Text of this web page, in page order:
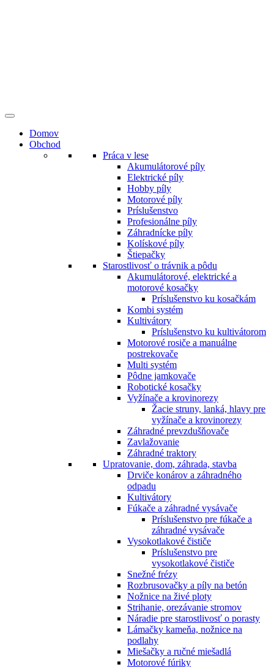
Domov
Obchod
Práca v lese
Akumulátorové píly
Elektrické píly
Hobby píly
Motorové píly
Príslušenstvo
Profesionálne píly
Záhradnícke píly
Kolískové píly
Štiepačky
Starostlivosť o trávnik a pôdu
Akumulátorové, elektrické a
motorové kosačky
Príslušenstvo ku kosačkám
Kombi systém
Kultivátory
Príslušenstvo ku kultivátorom
Motorové rosiče a manuálne
postrekovače
Multi systém
Pôdne jamkovače
Robotické kosačky
Vyžínače a krovinorezy
Žacie struny, lanká, hlavy pre
vyžínače a krovinorezy
Záhradné prevzdušňovače
Zavlažovanie
Záhradné traktory
Upratovanie, dom, záhrada, stavba
Drviče konárov a záhradného
odpadu
Kultivátory
Fúkače a záhradné vysávače
Príslušenstvo pre fúkače a
záhradné vysávače
Vysokotlakové čističe
Príslušenstvo pre
vysokotlakové čističe
Snežné frézy
Rozbrusovačky a píly na betón
Nožnice na živé ploty
Strihanie, orezávanie stromov
Náradie pre starostlivosť o porasty
Lámačky kameňa, nožnice na
podlahy
Miešačky a ručné miešadlá
Motorové fúriky